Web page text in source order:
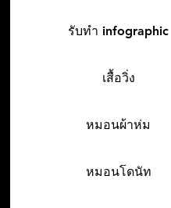
รับทำ infographic
เสื้อวิ่ง
หมอนผ้าห่ม
หมอนโดนัท